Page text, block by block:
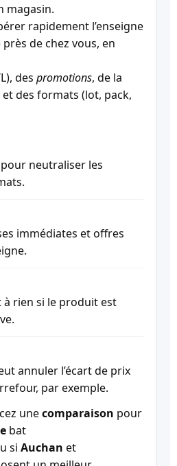
magasin.
rapidement l’enseigne
de chez vous, en
des promotions, de la
des formats (lot, pack,
neutraliser les
immédiates et offres
à rien si le produit est
annuler l’écart de prix
par exemple.
unecomparaison pour
bat
si Auchan et